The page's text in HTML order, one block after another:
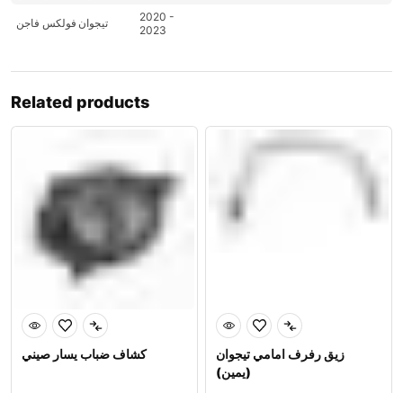
فولكس فاجن تيجوان
2020 -
2023
Related products
كشاف ضباب يسار صيني
زيق رفرف امامي تيجوان
(يمين)